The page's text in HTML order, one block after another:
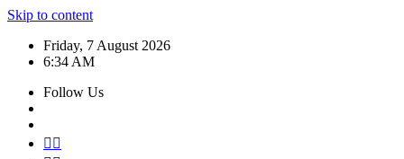
Skip to content
Friday, 7 August 2026
6:34 AM
Follow Us